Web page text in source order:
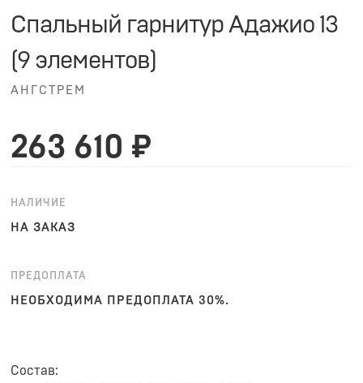
Спальный гарнитур Адажио 13
(9 элементов)
АНГСТРЕМ
263 610 ₽
НАЛИЧИЕ
НА ЗАКАЗ
ПРЕДОПЛАТА
НЕОБХОДИМА ПРЕДОПЛАТА 30%.
Состав: